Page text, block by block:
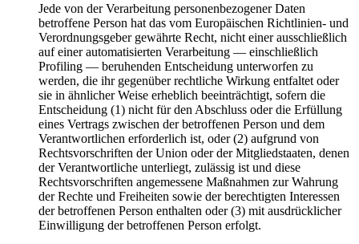
Jede von der Verarbeitung personenbezogener Daten
betroffene Person hat das vom Europäischen Richtlinien- und
Verordnungsgeber gewährte Recht, nicht einer ausschließlich
auf einer automatisierten Verarbeitung — einschließlich
Profiling — beruhenden Entscheidung unterworfen zu
werden, die ihr gegenüber rechtliche Wirkung entfaltet oder
sie in ähnlicher Weise erheblich beeinträchtigt, sofern die
Entscheidung (1) nicht für den Abschluss oder die Erfüllung
eines Vertrags zwischen der betroffenen Person und dem
Verantwortlichen erforderlich ist, oder (2) aufgrund von
Rechtsvorschriften der Union oder der Mitgliedstaaten, denen
der Verantwortliche unterliegt, zulässig ist und diese
Rechtsvorschriften angemessene Maßnahmen zur Wahrung
der Rechte und Freiheiten sowie der berechtigten Interessen
der betroffenen Person enthalten oder (3) mit ausdrücklicher
Einwilligung der betroffenen Person erfolgt.